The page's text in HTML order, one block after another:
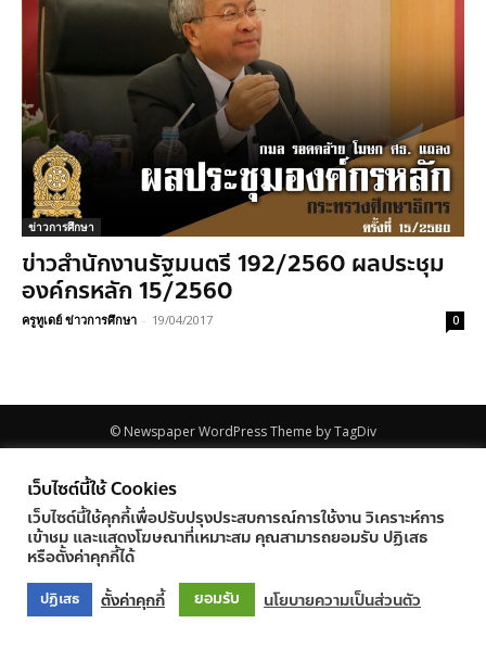
ข่าวการศึกษา
ข่าวสำนักงานรัฐมนตรี 192/2560 ผลประชุม
องค์กรหลัก 15/2560
ครูทูเดย์ ข่าวการศึกษา - 19/04/2017 0
© Newspaper WordPress Theme by TagDiv
เว็บไซต์นี้ใช้ Cookies
เว็บไซต์นี้ใช้คุกกี้เพื่อปรับปรุงประสบการณ์การใช้งาน วิเคราะห์การ
เข้าชม และแสดงโฆษณาที่เหมาะสม คุณสามารถยอมรับ ปฏิเสธ
หรือตั้งค่าคุกกี้ได้
ปฏิเสธ ตั้งค่าคุกกี้ ยอมรับ นโยบายความเป็นส่วนตัว